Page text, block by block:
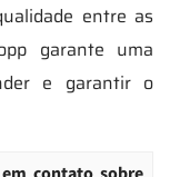
entre as
garante uma
e garantir o
contato sobre